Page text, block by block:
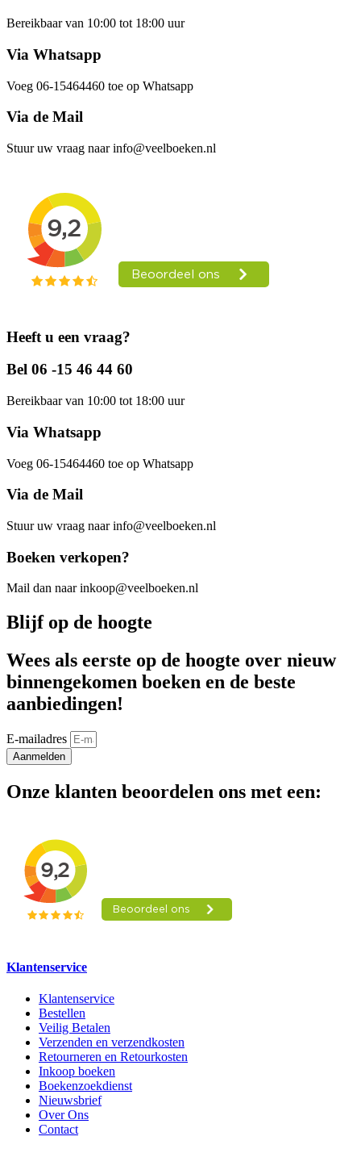
Bereikbaar van 10:00 tot 18:00 uur
Via Whatsapp
Voeg 06-15464460 toe op Whatsapp
Via de Mail
Stuur uw vraag naar info@veelboeken.nl
Heeft u een vraag?
Bel 06 -15 46 44 60
Bereikbaar van 10:00 tot 18:00 uur
Via Whatsapp
Voeg 06-15464460 toe op Whatsapp
Via de Mail
Stuur uw vraag naar info@veelboeken.nl
Boeken verkopen?
Mail dan naar inkoop@veelboeken.nl
Blijf op de hoogte
Wees als eerste op de hoogte over nieuw
binnengekomen boeken en de beste
aanbiedingen!
E-mailadres
Aanmelden
Onze klanten beoordelen ons met een:
Klantenservice
Klantenservice
Bestellen
Veilig Betalen
Verzenden en verzendkosten
Retourneren en Retourkosten
Inkoop boeken
Boekenzoekdienst
Nieuwsbrief
Over Ons
Contact